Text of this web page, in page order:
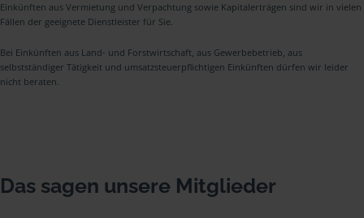
Einkünften aus Vermietung und Verpachtung sowie Kapitalerträgen sind wir in vielen
Fällen der geeignete Dienstleister für Sie.
Bei Einkünften aus Land- und Forstwirtschaft, aus Gewerbebetrieb, aus
selbstständiger Tätigkeit und umsatzsteuerpflichtigen Einkünften dürfen wir leider
nicht beraten.
Das sagen unsere Mitglieder